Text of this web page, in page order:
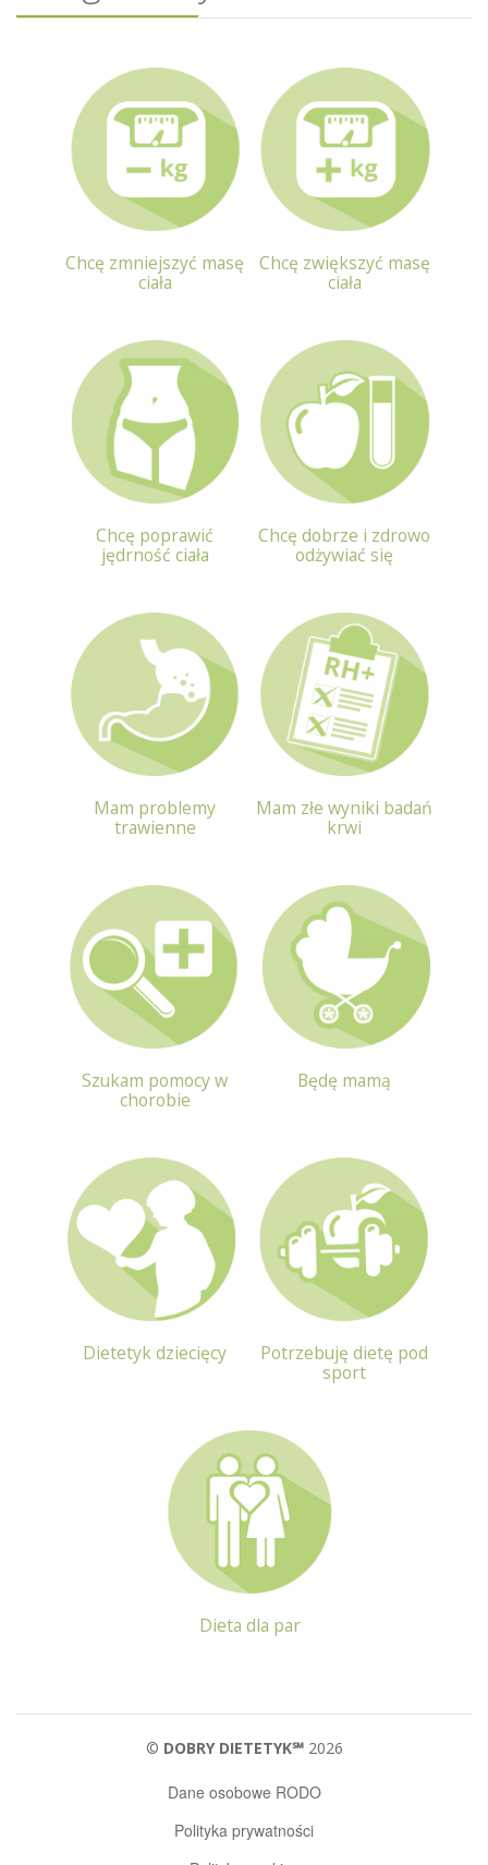
Chcę zmniejszyć masę
ciała
Chcę zwiększyć masę
ciała
Chcę poprawić
jędrność ciała
Chcę dobrze i zdrowo
odżywiać się
Mam problemy
trawienne
Mam złe wyniki badań
krwi
Szukam pomocy w
chorobie
Będę mamą
Dietetyk dziecięcy
Potrzebuję dietę pod
sport
Dieta dla par
© DOBRY DIETETYK℠2026
Dane osobowe RODO
Polityka prywatności